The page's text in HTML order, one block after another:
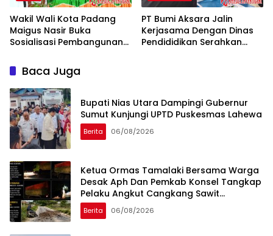
Wakil Wali Kota Padang
Maigus Nasir Buka
Sosialisasi Pembangunan
di Bungus Teluk Kabung
PT Bumi Aksara Jalin
Kerjasama Dengan Dinas
Pendididikan Serahkan
Baca Juga
Bupati Nias Utara Dampingi Gubernur
Sumut Kunjungi UPTD Puskesmas Lahewa
Berita 06/08/2026
Ketua Ormas Tamalaki Bersama Warga
Desak Aph Dan Pemkab Konsel Tangkap
Pelaku Angkut Cangkang Sawit
Overload, Truk PT KAP Melintas Jalan
Umum
Berita 06/08/2026